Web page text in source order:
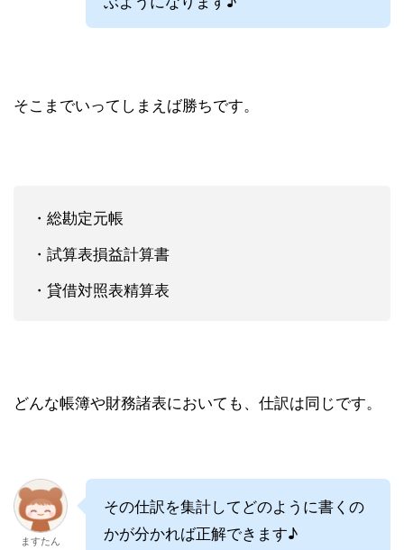
そこまでいってしまえば勝ちです。
・総勘定元帳
・試算表損益計算書
・貸借対照表精算表
どんな帳簿や財務諸表においても、仕訳は同じです。
ますたん
その仕訳を集計してどのように書くの
かが分かれば正解できます♪